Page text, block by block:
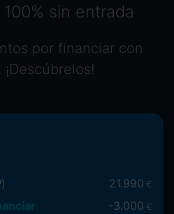
100% sin entrada
por financiar con
) 21.990 €
-3.000 €